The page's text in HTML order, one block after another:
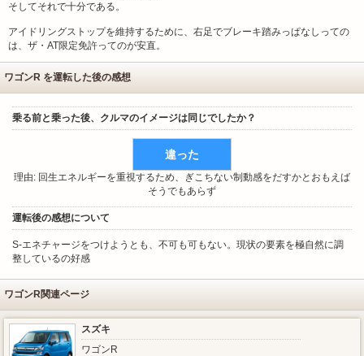
そしてそれで十分である。
アイドリングストップを維持するために、右足でブレーキ踏みっぱなしっての
は、ザ・AT限定免許ってのが安直。
ワゴンR を運転した後の感想
乗る前と乗った後、クルマのイメージは同じでしたか？
違った
理由: 回生エネルギーを重視するため、ぎこちない制動感をだすかとおもえば
そうでもあらず
運転後の感想について
S-エネチャージをつけようとも、不可も可もない。現状の要素を極自然に調
整しているの好感
ワゴンR関連ページ
スズキ
ワゴンR